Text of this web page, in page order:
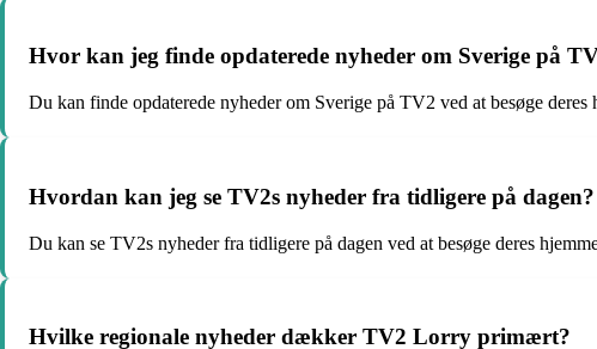
Hvor kan jeg finde opdaterede nyheder om Sverige på
Du kan finde opdaterede nyheder om Sverige på TV2 ved at besøge
Hvordan kan jeg se TV2s nyheder fra tidligere på dagen?
Du kan se TV2s nyheder fra tidligere på dagen ved at besøge deres
Hvilke regionale nyheder dækker TV2 Lorry primært?